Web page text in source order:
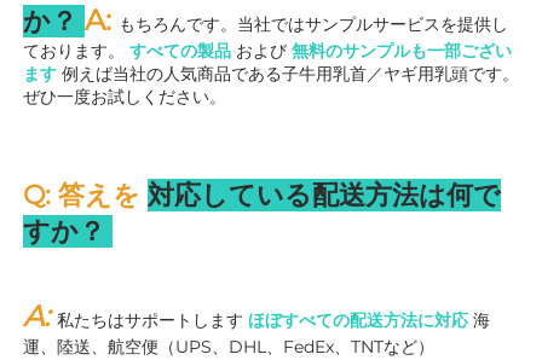
か？ A: もちろんです。当社ではサンプルサービスを提供し
ております。 すべての製品 および 無料のサンプルも一部ござい
ます 例えば当社の人気商品である子牛用乳首／ヤギ用乳頭です。
ぜひ一度お試しください。
Q: 答えを 対応している配送方法は何で
すか？
A: 私たちはサポートします ほぼすべての配送方法に対応 海
運、陸送、航空便（UPS、DHL、FedEx、TNTなど）